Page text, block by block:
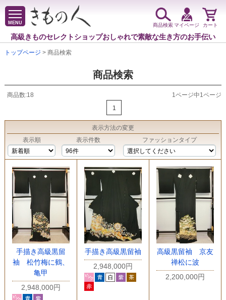
MENU
高級きものセレクトショップおしゃれで素敵な生き方のお手伝い
商品検索マイページ カート
トップページ > 商品検索
商品検索
商品数:18
1ページ中1ページ
1
表示方法の変更
表示順
表示件数 ファッションタイプ
手描き高級黒留
袖 松竹梅に鶴、
亀甲
2,948,000円
手描き高級黒留袖
2,948,000円
高級黒留袖 京友
禅松に波
2,200,000円